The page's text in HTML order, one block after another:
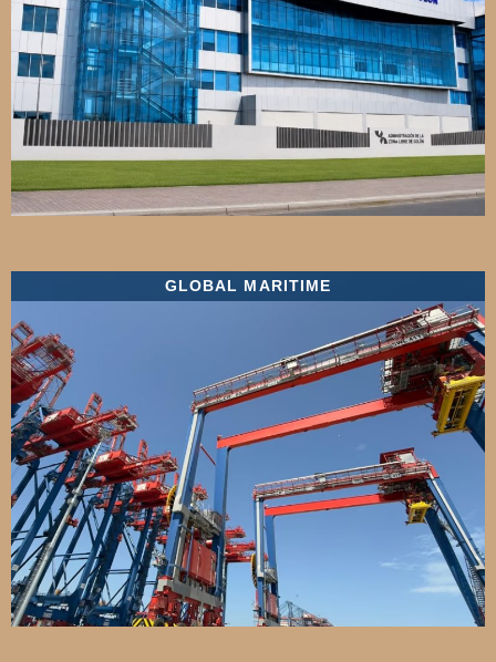
GLOBAL MARITIME